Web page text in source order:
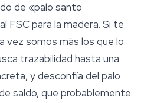
de «palo santo
FSC para la madera. Si te
vez somos más los que lo
trazabilidad hasta una
y desconfía del palo
saldo, que probablemente